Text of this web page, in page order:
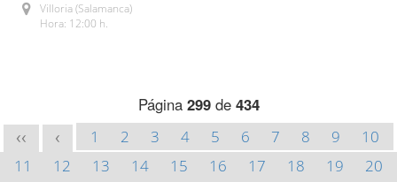
Villoria (Salamanca)
Hora: 12:00 h.
Página 299de 434
<< < 1 2 3 4 5 6 7 8 9
10
11
12 13 14 15 16 17 18 19
20